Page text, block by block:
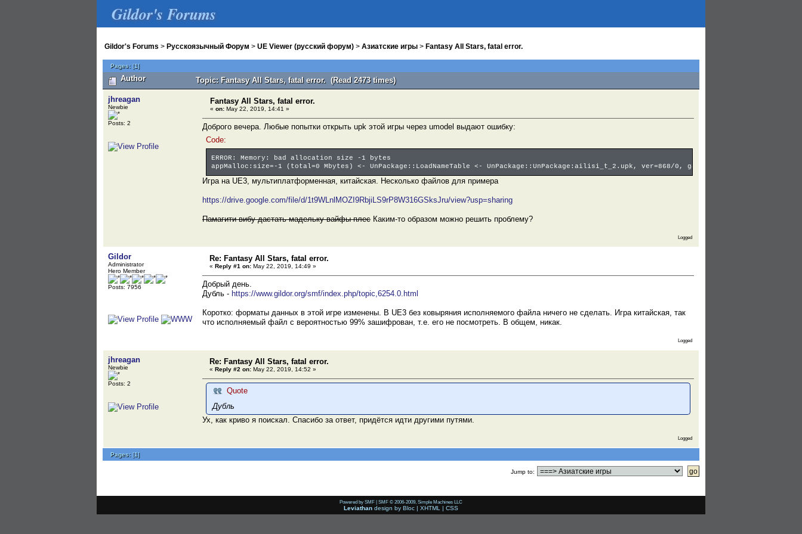
Gildor's Forums
Gildor's Forums > Русскоязычный Форум > UE Viewer (русский форум) > Азиатские игры > Fantasy All Stars, fatal error.
Pages:[1]
Author Topic: Fantasy All Stars, fatal error. (Read 2473 times)
jhreagan
Newbie
Posts: 2
Fantasy All Stars, fatal error.
« on: May 22, 2019, 14:41 »
Доброго вечера. Любые попытки открыть upk этой игры через umodel выдают ошибкy:
Code:
ERROR: Memory: bad allocation size -1 bytes
appMalloc:size=-1 (total=0 Mbytes) <- UnPackage::LoadNameTable <- UnPackage::UnPackage:ailisi_t_2.upk, ver=868/0, game=ue3 <-
Игра на UE3, мультиплатформенная, китайская. Несколько файлов для примера
https://drive.google.com/file/d/1t9WLnlMOZI9RbjiLS9rP8W316GSksJru/view?usp=sharing
Памагити вибу дастать мадельку вайфы плес Каким-то образом можно решить проблему?
Logged
Gildor
Administrator
Hero Member
Posts: 7956
Re: Fantasy All Stars, fatal error.
« Reply #1 on: May 22, 2019, 14:49 »
Добрый день.
Дубль - https://www.gildor.org/smf/index.php/topic,6254.0.html
Коротко: форматы данных в этой игре изменены. В UE3 без ковыряния исполняемого файла ничего не сделать. Игра китайская, так
что исполняемый файл с вероятностью 99% зашифрован, т.е. его не посмотреть. В общем, никак.
Logged
jhreagan
Newbie
Posts: 2
Re: Fantasy All Stars, fatal error.
« Reply #2 on: May 22, 2019, 14:52 »
Quote
Дубль
Ух, как криво я поискал. Спасибо за ответ, придётся идти другими путями.
Logged
Pages:[1]
Jump to:
Powered by SMF | SMF © 2006-2009, Simple Machines LLC
Leviathan design by Bloc | XHTML | CSS